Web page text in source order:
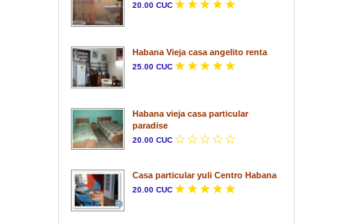
20.00 CUC
Habana Vieja casa angelito renta
25.00 CUC
Habana vieja casa particular
paradise
20.00 CUC
Casa particular yuli Centro Habana
20.00 CUC